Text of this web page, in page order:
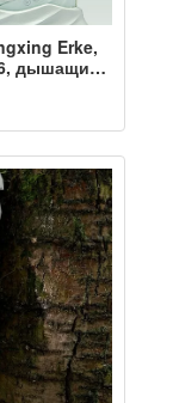
Erke,
дышащие
сеткой